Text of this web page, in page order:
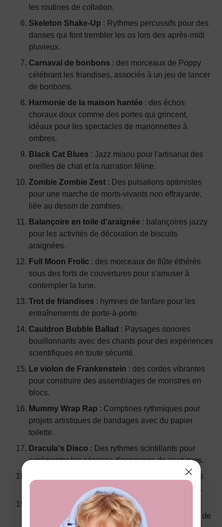
les routines de collation.
Skeleton Shake-Up : Rythmes percussifs pour des
danses qui font trembler les os lors des après-midi
pluvieux.
Carnaval de bonbons : des morceaux de Poppy
célébrant les friandises, associés à un jeu de lancer
de bonbons.
Harmonie de la maison hantée : des échos
choraux doux comme des portes qui grincent,
idéaux pour les spectacles de marionnettes à
ombres.
Black Cat Blues : Jazz miaou pour l'artisanat des
oreilles de chat et la narration féline.
Zombie Zombie Zest : Des pulsations optimistes
pour une marche de morts-vivants non effrayante,
liée au dessin de zombies.
Balançoire en toile d'araignée : balançoires jazzy
pour les activités de décoration de biscuits
araignées.
Full Moon Frolic : des morceaux de flûte éthérés
sous des forts de couvertures pour s'amuser à
contempler la lune.
Trot de friandises : hymnes de fanfare pour les
entraînements de porte-à-porte.
Cauldron Bubble Ballad : Paysages sonores
bouillonnants avec des chants pour des expériences
scientifiques en toute sécurité.
Le violon de Frankenstein : des cordes vibrantes
pour construire des assemblages de monstres en
blocs.
Mummy Wrap Rap : Comptines rythmiques pour
projets artistiques de bandages avec du papier
toilette.
Dracula's Disco : Des rythmes scintillants pour
agrémenter les séances d'essayage de costumes.
: Appels nocturnes avec des
envolées orchestrales pour les rituels du coucher.
Goblin Groove Jam: Basse groovy pour la
fabrication de masques de gobelins et les photos de